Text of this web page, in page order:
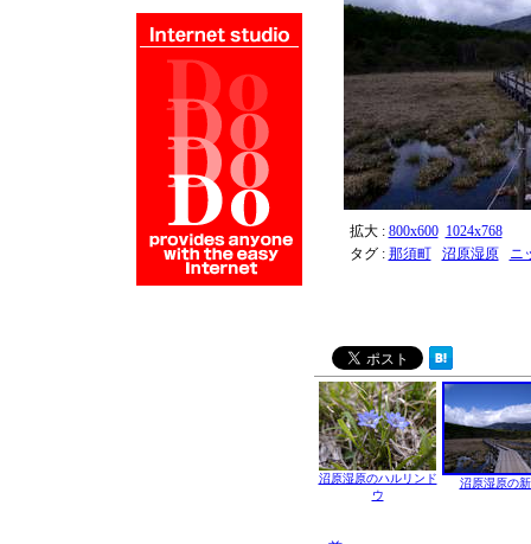
拡大 : 800x600 1024x768
タグ : 那須町 沼原湿原 ニ
沼原湿原のハルリンド
ウ
沼原湿原の